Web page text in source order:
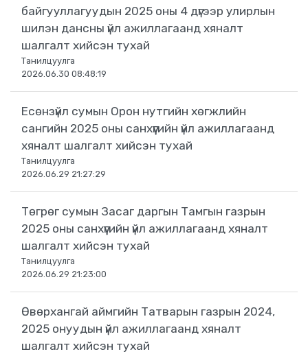
байгууллагуудын 2025 оны 4 дүгээр улирлын
шилэн дансны үйл ажиллагаанд хяналт
шалгалт хийсэн тухай
Танилцуулга
2026.06.30 08:48:19
Есөнзүйл сумын Орон нутгийн хөгжлийн
сангийн 2025 оны санхүүгийн үйл ажиллагаанд
хяналт шалгалт хийсэн тухай
Танилцуулга
2026.06.29 21:27:29
Төгрөг сумын Засаг даргын Тамгын газрын
2025 оны санхүүгийн үйл ажиллагаанд хяналт
шалгалт хийсэн тухай
Танилцуулга
2026.06.29 21:23:00
Өвөрхангай аймгийн Татварын газрын 2024,
2025 онуудын үйл ажиллагаанд хяналт
шалгалт хийсэн тухай